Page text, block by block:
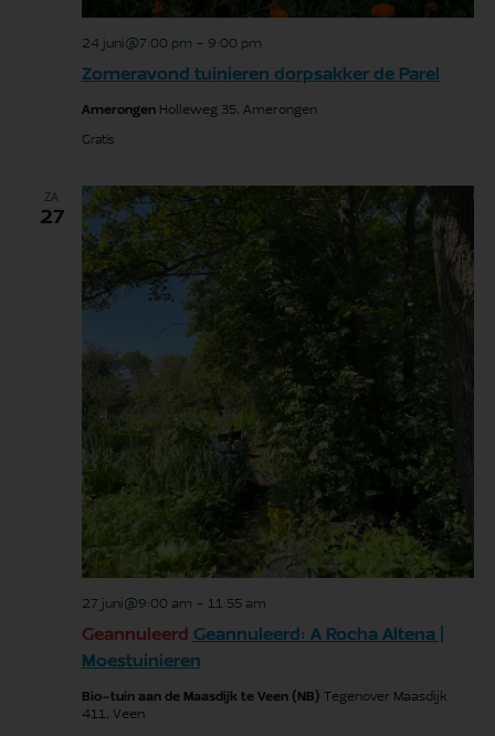
Zomeravond tuinieren dorpsakker de Parel
24 juni@7:00 pm - 9:00 pm
Amerongen Holleweg 35, Amerongen
Gratis
ZA
27
Geannuleerd Geannuleerd: A Rocha Altena |
Moestuinieren
27 juni@9:00 am - 11:55 am
Bio-tuin aan de Maasdijk te Veen (NB)
Tegenover Maasdijk
411, Veen